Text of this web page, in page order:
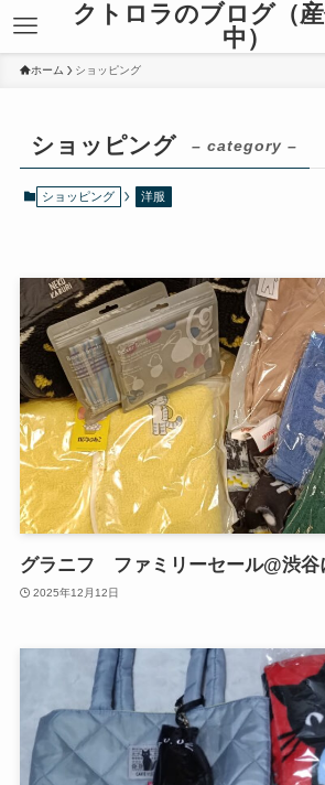
クトロラのブログ（
中）
ホーム ショッピング
ショッピング – category –
ショッピング 洋服
グラニフ ファミリーセール@渋谷
2025年12月12日